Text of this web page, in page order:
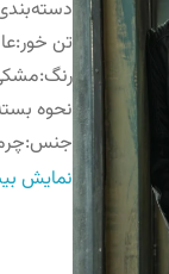
تن خور:
رنگ:
نحوه
جنس:
طرح:
نمایش